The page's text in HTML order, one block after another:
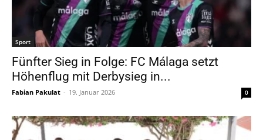
Sport
Fünfter Sieg in Folge: FC Málaga setzt
Höhenflug mit Derbysieg in...
Fabian Pakulat - 19. Januar 2026 0